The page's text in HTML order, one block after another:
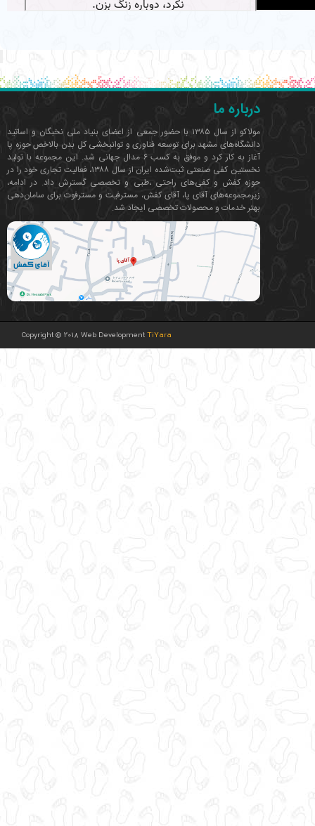
درباره ما
مولاکو از سال ۱۳۸۵ با حضور جمعی از اعضای بنیاد ملی نخبگان و اساتید
دانشگاه‌های مشهد برای توسعه فناوری‌ و توانبخشی کل بدن بالاخص حوزه پا
آغاز به کار کرد و موفق به کسب ۶ مدال جهانی شد. این مجموعه با تولید
نخستین کفی صنعتی ثبت‌شده ایران از سال ۱۳۸۸، فعالیت تجاری خود را در
حوزه کفش و کفی‌های راحتی ،طبی و تخصصی گسترش داد. در ادامه،
زیرمجموعه‌های آقای پا، آقای کفش، مسترفیت و مسترفوت برای سامان‌دهی
بهتر خدمات و محصولات تخصصی ایجاد شد.
Copyright © 2018 Web DevelopmentTiYara